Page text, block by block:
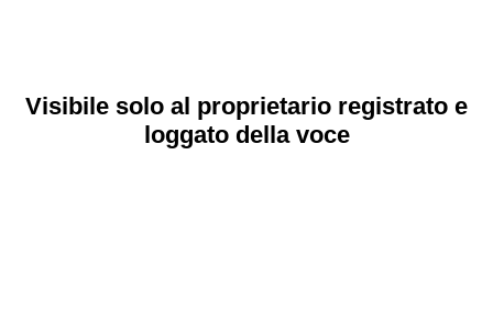
Visibile solo al proprietario registrato e
loggato della voce